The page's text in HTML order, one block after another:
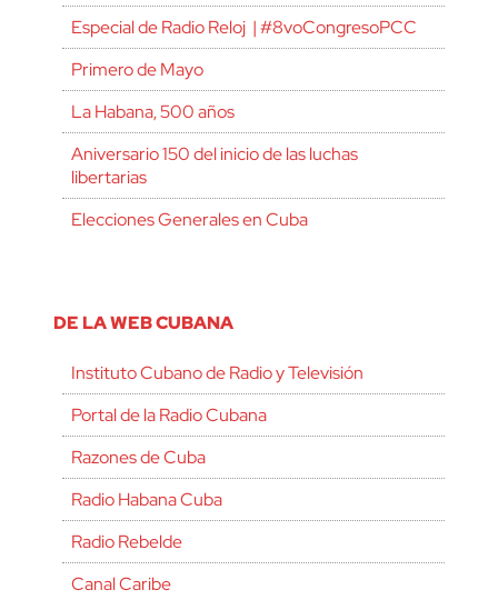
Especial de Radio Reloj | #8voCongresoPCC
Primero de Mayo
La Habana, 500 años
Aniversario 150 del inicio de las luchas
libertarias
Elecciones Generales en Cuba
DE LA WEB CUBANA
Instituto Cubano de Radio y Televisión
Portal de la Radio Cubana
Razones de Cuba
Radio Habana Cuba
Radio Rebelde
Canal Caribe